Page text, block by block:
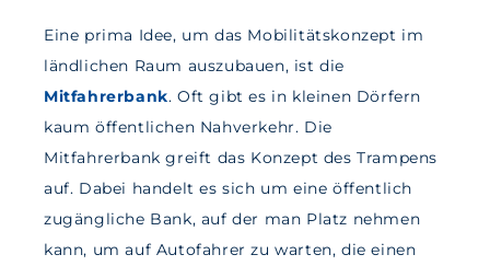
Eine prima Idee, um das Mobilitätskonzept im
ländlichen Raum auszubauen, ist die
Mitfahrerbank. Oft gibt es in kleinen Dörfern
kaum öffentlichen Nahverkehr. Die
Mitfahrerbank greift das Konzept des Trampens
auf. Dabei handelt es sich um eine öffentlich
zugängliche Bank, auf der man Platz nehmen
kann, um auf Autofahrer zu warten, die einen